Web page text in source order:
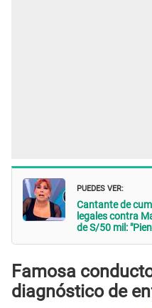
PUEDES VER:
Cantante de
legales contra
de S/50 mil:
Famosa
diagnóstico de